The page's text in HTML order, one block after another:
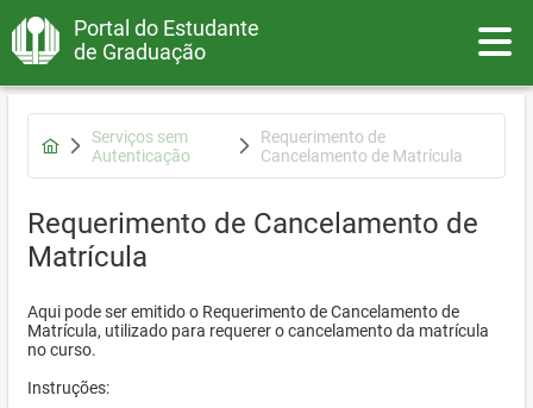
Portal do Estudante
de Graduação
Serviços sem
Autenticação
Requerimento de
Cancelamento de Matrícula
Requerimento de Cancelamento de
Matrícula
Aqui pode ser emitido o Requerimento de Cancelamento de
Matrícula, utilizado para requerer o cancelamento da matrícula
no curso.
Instruções: